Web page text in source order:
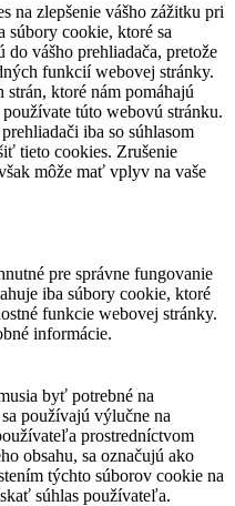
na zlepšenie vášho zážitku pri
súbory cookie, ktoré sa
vášho prehliadača, pretože
funkcií webovej stránky.
ktoré nám pomáhajú
túto webovú stránku.
iba so súhlasom
tieto cookies. Zrušenie
môže mať vplyv na vaše
pre správne fungovanie
iba súbory cookie, ktoré
funkcie webovej stránky.
informácie.
byť potrebné na
používajú výlučne na
prostredníctvom
obsahu, sa označujú ako
týchto súborov cookie na
súhlas používateľa.